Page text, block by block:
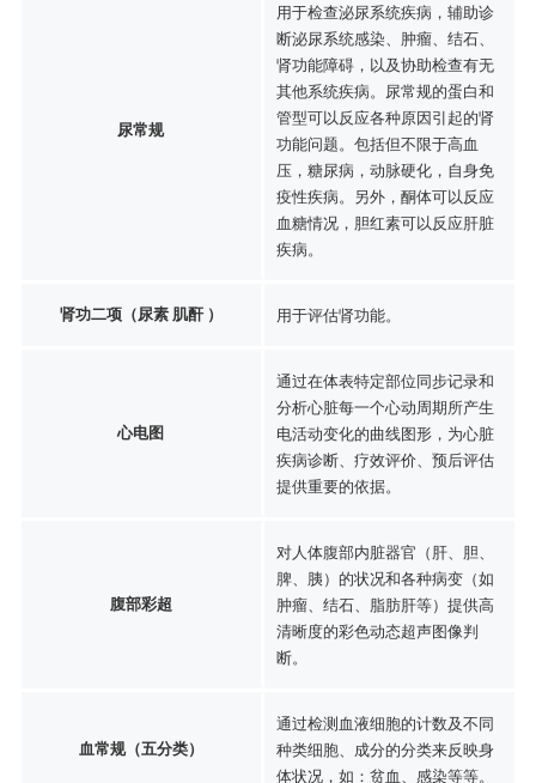
尿常规
用于检查泌尿系统疾病，辅助诊
断泌尿系统感染、肿瘤、结石、
肾功能障碍，以及协助检查有无
其他系统疾病。尿常规的蛋白和
管型可以反应各种原因引起的肾
功能问题。包括但不限于高血
压，糖尿病，动脉硬化，自身免
疫性疾病。另外，酮体可以反应
血糖情况，胆红素可以反应肝脏
疾病。
肾功二项（尿素 肌酐 ） 用于评估肾功能。
心电图
通过在体表特定部位同步记录和
分析心脏每一个心动周期所产生
电活动变化的曲线图形，为心脏
疾病诊断、疗效评价、预后评估
提供重要的依据。
腹部彩超
对人体腹部内脏器官（肝、胆、
脾、胰）的状况和各种病变（如
肿瘤、结石、脂肪肝等）提供高
清晰度的彩色动态超声图像判
断。
血常规（五分类）
通过检测血液细胞的计数及不同
种类细胞、成分的分类来反映身
体状况，如：贫血、感染等等。